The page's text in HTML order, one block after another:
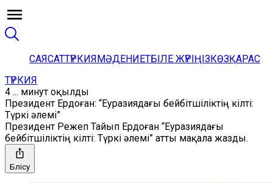
САЯСАТТҮРКИЯМӘДЕНИЕТБІЛЕ ЖҮРІҢІЗКӨЗҚАРАС
ТҮРКИЯ
4 ... минут оқылды
Президент Ердоған: “Еуразиядағы бейбітшіліктің кілті:
Түркі әлемі”
Президент Режеп Тайып Ердоған “Еуразиядағы
бейбітшіліктің кілті: Түркі әлемі” атты мақала жазды.
Бөлісу